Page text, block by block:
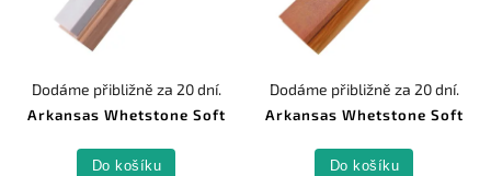
Arkansas Whetstone Soft
Dodáme přibližně za 20 dní.
Do košíku
Arkansas Whetstone Soft
Dodáme přibližně za 20 dní.
Do košíku